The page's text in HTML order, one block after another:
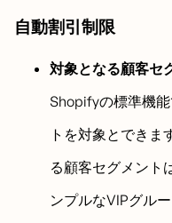
自動割引制限
対象となる顧客セ
Shopifyの標準機
トを対象とできま
る顧客セグメント
ンプルなVIPグル